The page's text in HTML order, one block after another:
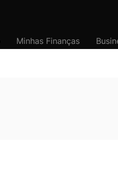
Minhas Finanças